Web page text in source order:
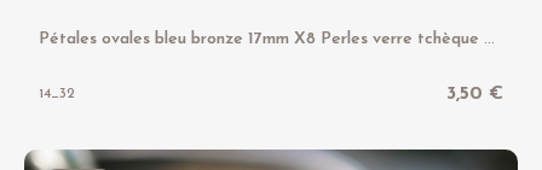
P
étales ovales bleu bronze 17mm X8 Perles verre tchèque opaque
14_32 3,50 €